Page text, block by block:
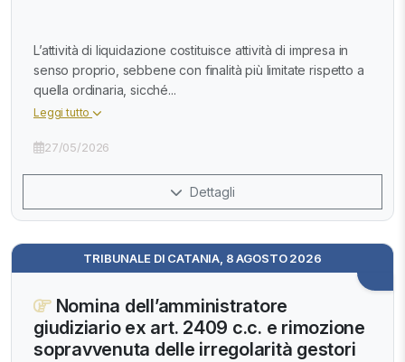
L’attività di liquidazione costituisce attività di impresa in
senso proprio, sebbene con finalità più limitate rispetto a
quella ordinaria, sicché...
Leggi tutto
27/05/2026
Dettagli
TRIBUNALE DI CATANIA, 8 AGOSTO 2026
Nomina dell’amministratore
giudiziario ex art. 2409 c.c. e rimozione
sopravvenuta delle irregolarità gestori